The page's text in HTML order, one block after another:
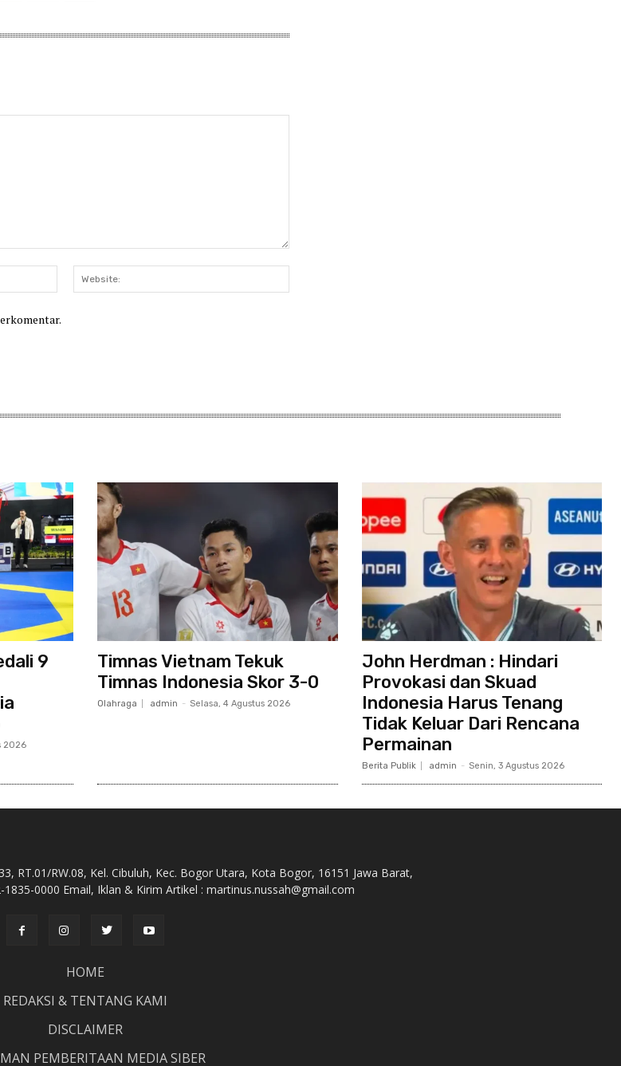
Email:*
9
2026
Timnas Vietnam Tekuk
Timnas Indonesia Skor 3-0
Olahraga admin - Selasa, 4 Agustus 2026
John Herdman : Hindari
Provokasi dan Skuad
Indonesia Harus Tenang
Tidak Keluar Dari Rencana
Permainan
Berita Publik admin - Senin, 3 Agustus 2026
RT.01/RW.08, Kel. Cibuluh, Kec. Bogor Utara, Kota Bogor, 16151 Jawa Barat,
0000 Email, Iklan & Kirim Artikel : martinus.nussah@gmail.com
HOME
REDAKSI & TENTANG KAMI
DISCLAIMER
PEMBERITAAN MEDIA SIBER